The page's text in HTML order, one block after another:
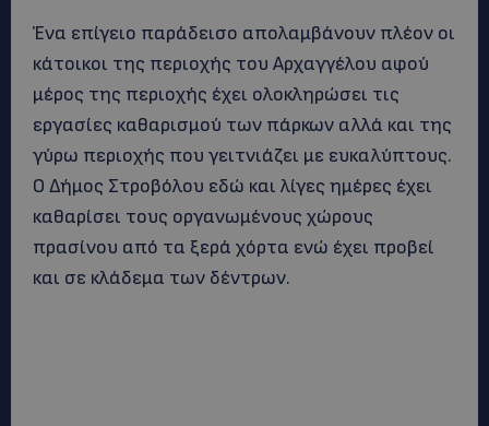
Ένα επίγειο παράδεισο απολαμβάνουν πλέον οι
κάτοικοι της περιοχής του Αρχαγγέλου αφού
μέρος της περιοχής έχει ολοκληρώσει τις
εργασίες καθαρισμού των πάρκων αλλά και της
γύρω περιοχής που γειτνιάζει με ευκαλύπτους.
Ο Δήμος Στροβόλου εδώ και λίγες ημέρες έχει
καθαρίσει τους οργανωμένους χώρους
πρασίνου από τα ξερά χόρτα ενώ έχει προβεί
και σε κλάδεμα των δέντρων.